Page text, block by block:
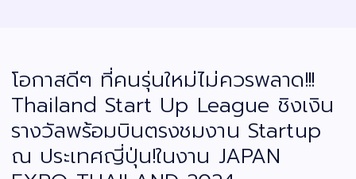
โอกาสดีๆ ที่คนรุ่นใหม่ไม่ควรพลาด!!!
Thailand Start Up League ชิงเงิน
รางวัลพร้อมบินตรงชมงาน Startup
ณ ประเทศญี่ปุ่น!ในงาน JAPAN